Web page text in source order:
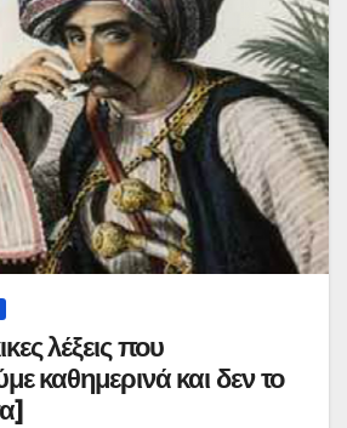
λέξεις που
καθημερινά και δεν το